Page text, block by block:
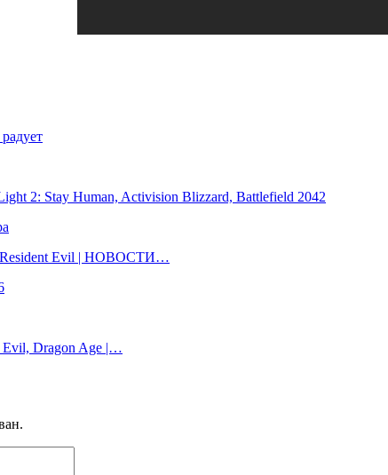
2: Stay Human, Activision Blizzard, Battlefield 2042
Resident Evil | НОВОСТИ…
Evil, Dragon Age |…